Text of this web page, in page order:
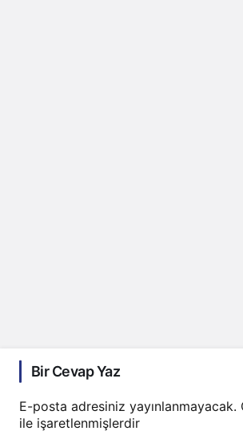
Bir Cevap Yaz
E-posta adresiniz yayınlanmayacak.
ile işaretlenmişlerdir